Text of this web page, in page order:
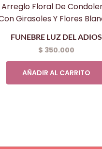
FUNEBRE LUZ DEL ADIOS
$ 350.000
AÑADIR AL CARRITO